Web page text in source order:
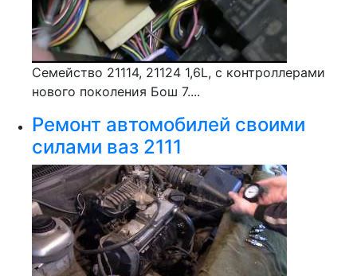
Семейство 21114, 21124 1,6L, с контроллерами
нового поколения Бош 7....
Ремонт автомобилей своими
силами ваз 2111